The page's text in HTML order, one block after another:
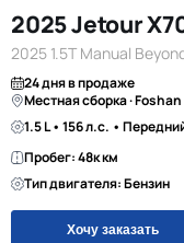
2025 Jetour
2025 1.5T Manual
24 дня в продаже
Местная сборка · Foshan
1.5 L • 156 л.с. •
Пробег: 48к км
Тип двигателя: Бензин
Хочу заказать